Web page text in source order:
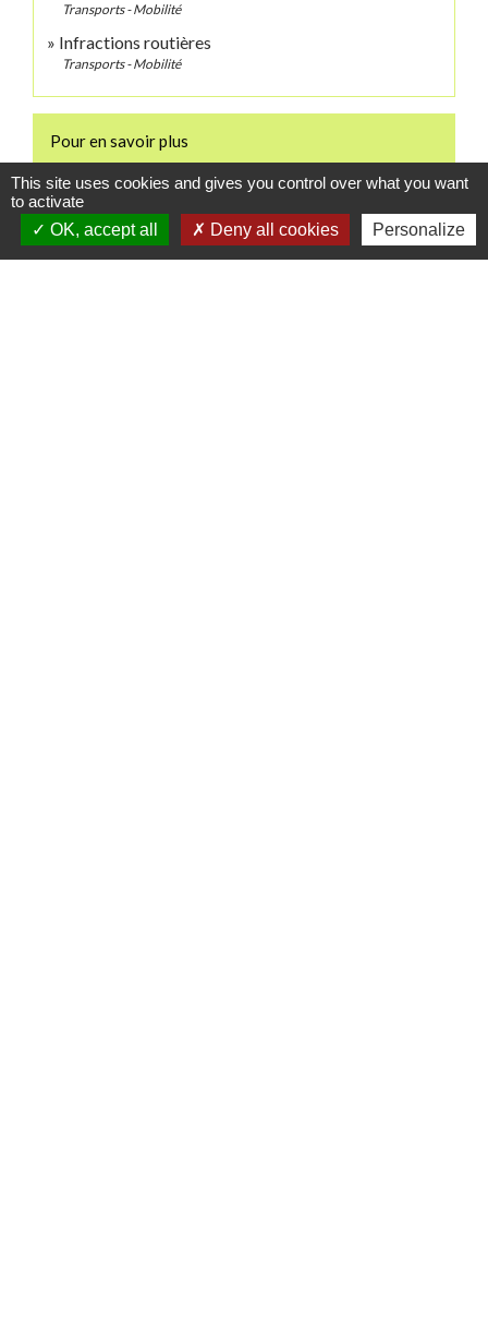
Transports - Mobilité
Infractions routières
Transports - Mobilité
Pour en savoir plus
Site de la sécurité routière
Ministère chargé de l'intérieur
open_in_new
This site uses cookies and gives you control over what you want
to activate
OK, accept all
Deny all cookies Personalize